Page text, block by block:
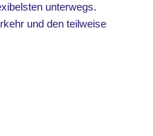
unterwegs.
und den teilweise